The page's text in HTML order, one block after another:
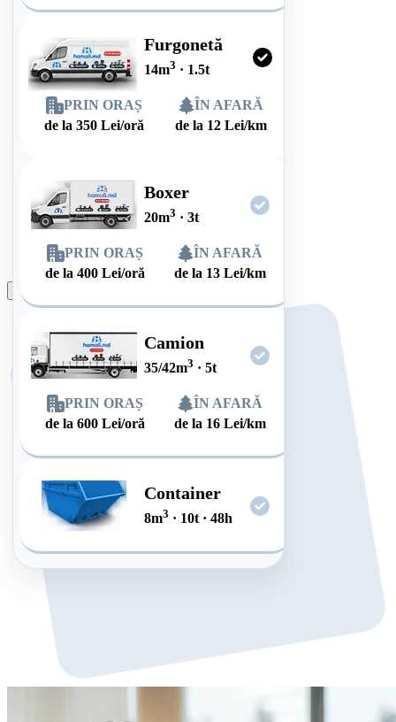
Furgonetă
14m3 · 1.5t
PRIN ORAȘ
de la 350 Lei/oră
ÎN AFARĂ
de la 12 Lei/km
Boxer
20m3 · 3t
PRIN ORAȘ
de la400 Lei/oră
ÎN AFARĂ
de la 13 Lei/km
Camion
35/42m3 · 5t
PRIN ORAȘ
de la600 Lei/oră
ÎN AFARĂ
de la 16 Lei/km
Container
8m3 · 10t · 48h
Plasează comanda